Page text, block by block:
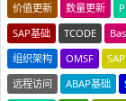
价值更新
数量更新
SAP基础
TCODE
组织架构
OMSF
远程访问
ABAP基础